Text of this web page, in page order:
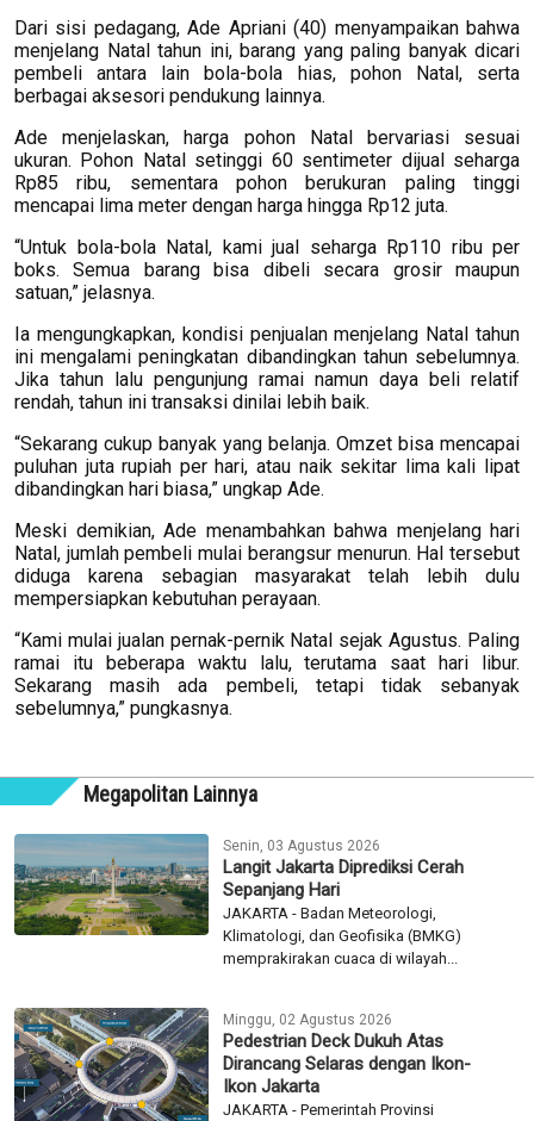
Dari sisi pedagang, Ade Apriani (40) menyampaikan bahwa
menjelang Natal tahun ini, barang yang paling banyak dicari
pembeli antara lain bola-bola hias, pohon Natal, serta
berbagai aksesori pendukung lainnya.
Ade menjelaskan, harga pohon Natal bervariasi sesuai
ukuran. Pohon Natal setinggi 60 sentimeter dijual seharga
Rp85 ribu, sementara pohon berukuran paling tinggi
mencapai lima meter dengan harga hingga Rp12 juta.
“Untuk bola-bola Natal, kami jual seharga Rp110 ribu per
boks. Semua barang bisa dibeli secara grosir maupun
satuan,” jelasnya.
Ia mengungkapkan, kondisi penjualan menjelang Natal tahun
ini mengalami peningkatan dibandingkan tahun sebelumnya.
Jika tahun lalu pengunjung ramai namun daya beli relatif
rendah, tahun ini transaksi dinilai lebih baik.
“Sekarang cukup banyak yang belanja. Omzet bisa mencapai
puluhan juta rupiah per hari, atau naik sekitar lima kali lipat
dibandingkan hari biasa,” ungkap Ade.
Meski demikian, Ade menambahkan bahwa menjelang hari
Natal, jumlah pembeli mulai berangsur menurun. Hal tersebut
diduga karena sebagian masyarakat telah lebih dulu
mempersiapkan kebutuhan perayaan.
“Kami mulai jualan pernak-pernik Natal sejak Agustus. Paling
ramai itu beberapa waktu lalu, terutama saat hari libur.
Sekarang masih ada pembeli, tetapi tidak sebanyak
sebelumnya,” pungkasnya.
Megapolitan Lainnya
Senin, 03 Agustus 2026
Langit Jakarta Diprediksi Cerah
Sepanjang Hari
JAKARTA - Badan Meteorologi,
Klimatologi, dan Geofisika (BMKG)
memprakirakan cuaca di wilayah...
Minggu, 02 Agustus 2026
Pedestrian Deck Dukuh Atas
Dirancang Selaras dengan Ikon-
Ikon Jakarta
JAKARTA - Pemerintah Provinsi